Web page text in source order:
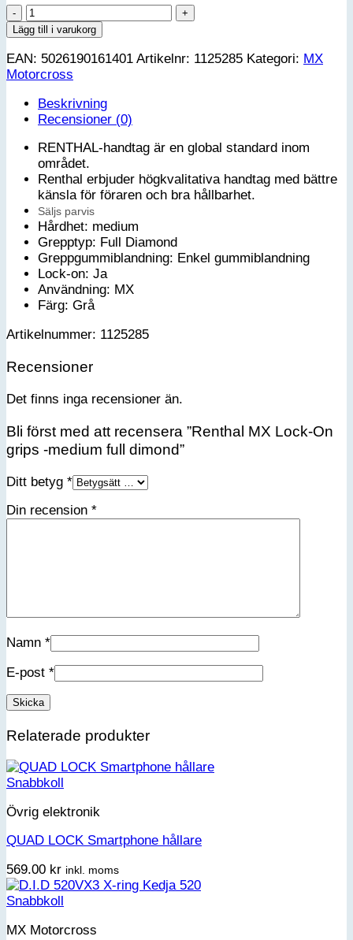
Renthal
MX
On
grips
medium
full
mängd
Lägg till i varukorg
EAN: 5026190161401 Artikelnr: 1125285 Kategori: MX
Motorcross
Beskrivning
Recensioner (0)
RENTHAL-handtag är en global standard inom
området.
Renthal erbjuder högkvalitativa handtag med bättre
känsla för föraren och bra hållbarhet.
Säljs parvis
Hårdhet: medium
Grepptyp: Full Diamond
Greppgummiblandning: Enkel gummiblandning
Lock-on: Ja
Användning: MX
Färg: Grå
Artikelnummer: 1125285
Recensioner
Det finns inga recensioner än.
Bli först med att recensera ”Renthal MX Lock-On
grips -medium full dimond”
Ditt betyg *
Din recension *
Namn *
E-post *
Relaterade produkter
Snabbkoll
Övrig elektronik
QUAD LOCK Smartphone hållare
569.00 kr inkl. moms
Snabbkoll
MX Motorcross